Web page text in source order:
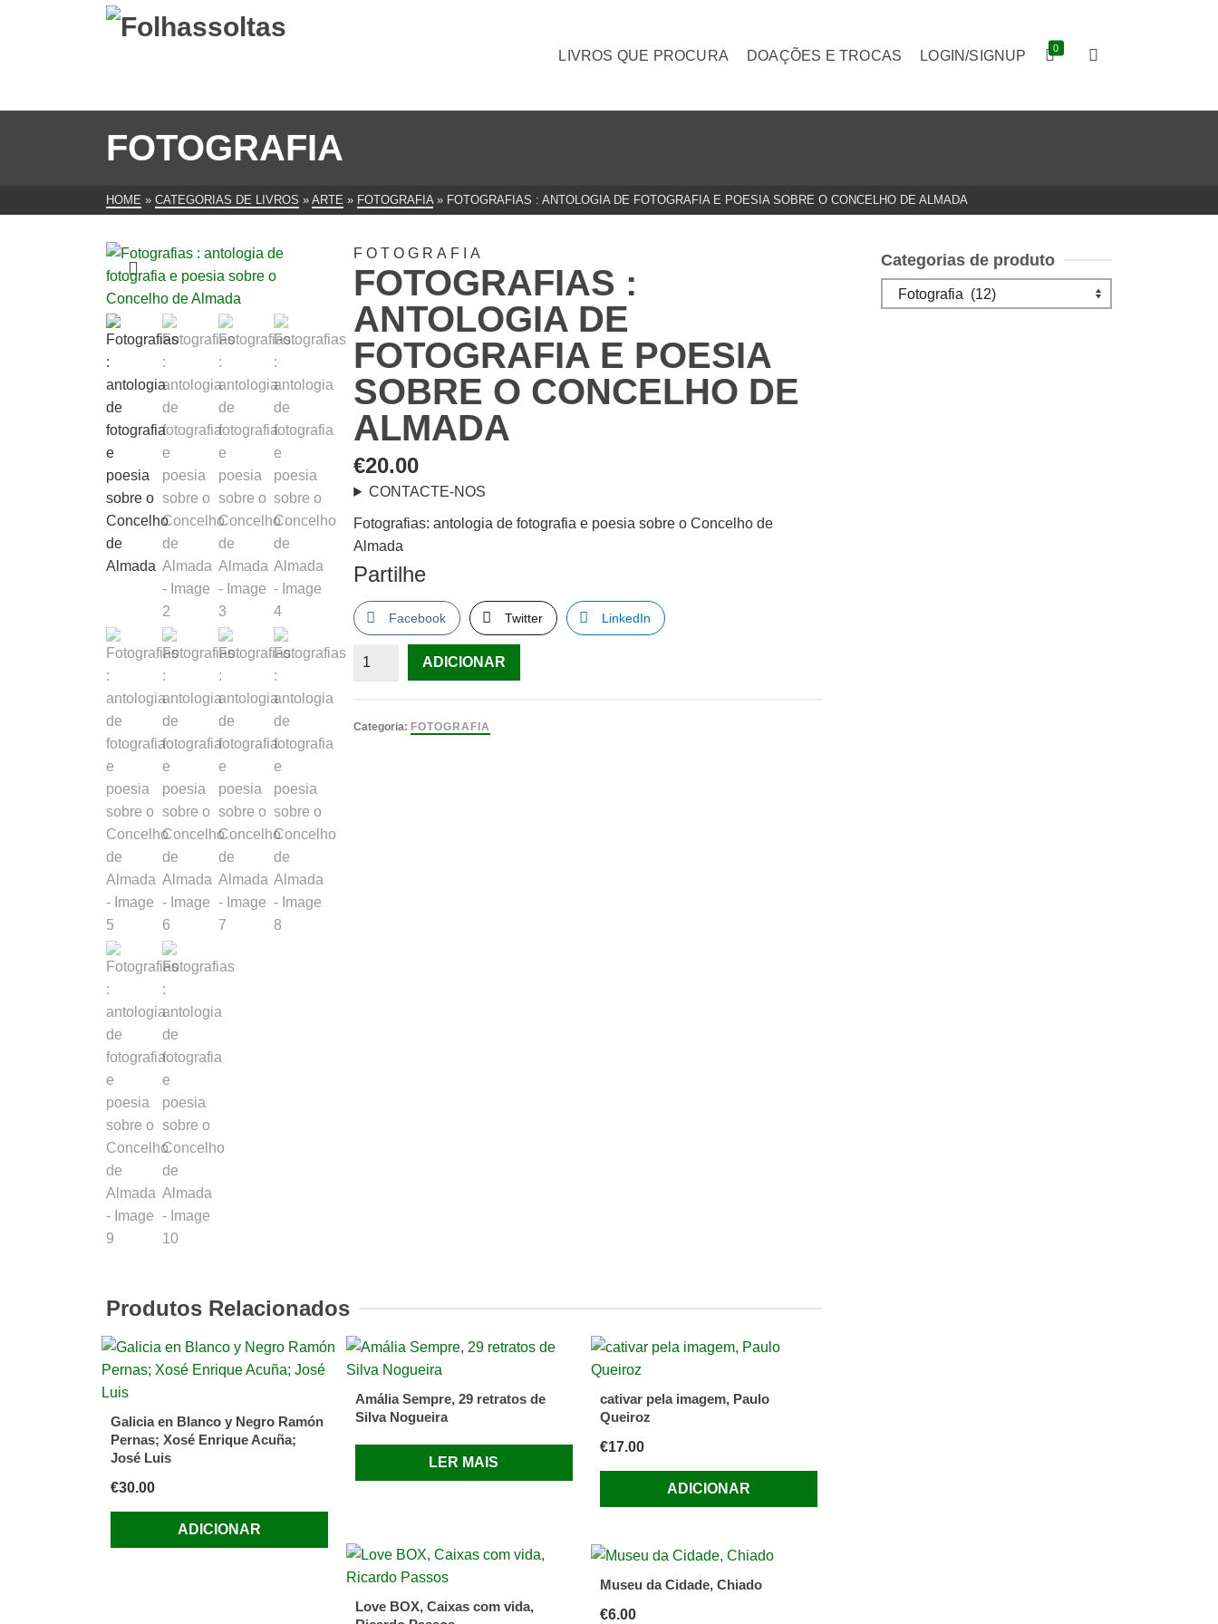
LIVROS QUE PROCURA DOAÇÕES E TROCAS LOGIN/SIGNUP 0
FOTOGRAFIA
HOME » CATEGORIAS DE LIVROS » ARTE » FOTOGRAFIA » FOTOGRAFIAS : ANTOLOGIA DE FOTOGRAFIA E POESIA SOBRE O CONCELHO DE ALMADA
FOTOGRAFIA
FOTOGRAFIAS :
ANTOLOGIA DE
FOTOGRAFIA E POESIA
SOBRE O CONCELHO DE
ALMADA
€20.00
CONTACTE-NOS
Fotografias: antologia de fotografia e poesia sobre o Concelho de
Almada
Partilhe
Facebook Twitter LinkedIn
Quantidade
:
ADICIONAR
Categoria: FOTOGRAFIA
Produtos Relacionados
Galicia en Blanco y Negro Ramón
Pernas; Xosé Enrique Acuña;
José Luis
€30.00
ADICIONAR
Amália Sempre, 29 retratos de
Silva Nogueira
LER MAIS
cativar pela imagem, Paulo
Queiroz
€17.00
ADICIONAR
Love BOX, Caixas com vida,
Museu da Cidade, Chiado
€6.00
Categorias de produto